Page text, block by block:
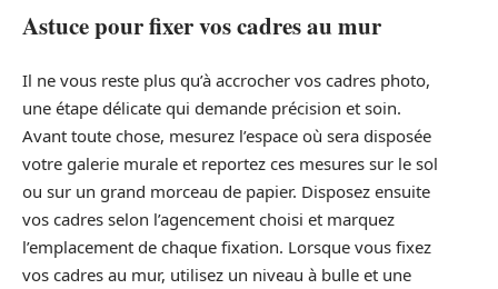
Astuce pour fixer vos cadres au mur
Il ne vous reste plus qu’à accrocher vos cadres photo,
une étape délicate qui demande précision et soin.
Avant toute chose, mesurez l’espace où sera disposée
votre galerie murale et reportez ces mesures sur le sol
ou sur un grand morceau de papier. Disposez ensuite
vos cadres selon l’agencement choisi et marquez
l’emplacement de chaque fixation. Lorsque vous fixez
vos cadres au mur, utilisez un niveau à bulle et une